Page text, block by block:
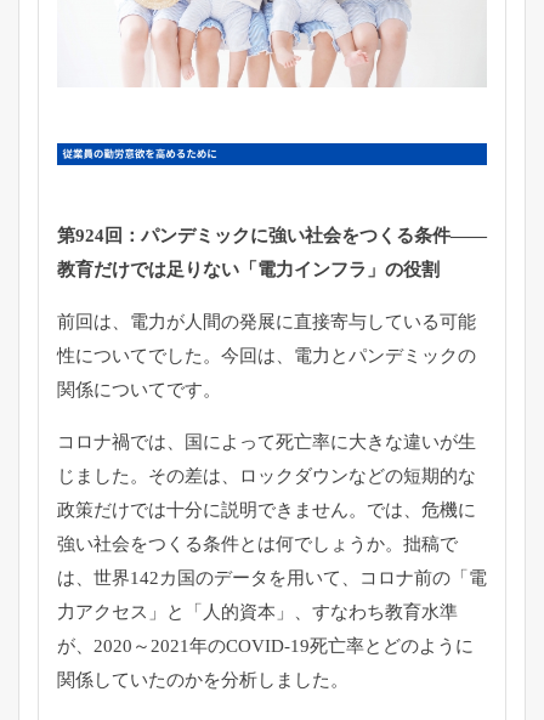
第924回：パンデミックに強い社会をつくる条件――
教育だけでは足りない「電力インフラ」の役割
前回は、電力が人間の発展に直接寄与している可能
性についてでした。今回は、電力とパンデミックの
関係についてです。
コロナ禍では、国によって死亡率に大きな違いが生
じました。その差は、ロックダウンなどの短期的な
政策だけでは十分に説明できません。では、危機に
強い社会をつくる条件とは何でしょうか。拙稿で
は、世界142カ国のデータを用いて、コロナ前の「電
力アクセス」と「人的資本」、すなわち教育水準
が、2020～2021年のCOVID-19死亡率とどのように
関係していたのかを分析しました。